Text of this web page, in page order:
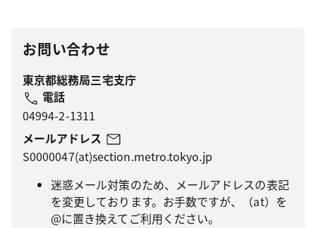
お問い合わせ
東京都総務局三宅支庁
電話
04994-2-1311
メールアドレス
S0000047(at)section.metro.tokyo.jp
迷惑メール対策のため、メールアドレスの表記
を変更しております。お手数ですが、（at）を
@に置き換えてご利用ください。